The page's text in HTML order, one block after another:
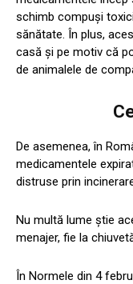
schimb compuși
sănătate. În plus,
casă și pe motiv că
de animalele de
De asemenea, în
medicamentele
distruse prin
Nu multă lume știe
menajer, fie la
În Normele din 4